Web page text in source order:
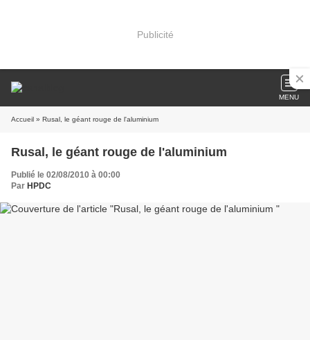
Publicité
MENU
Accueil » Rusal, le géant rouge de l'aluminium
Rusal, le géant rouge de l'aluminium
Publié le 02/08/2010 à 00:00
Par HPDC